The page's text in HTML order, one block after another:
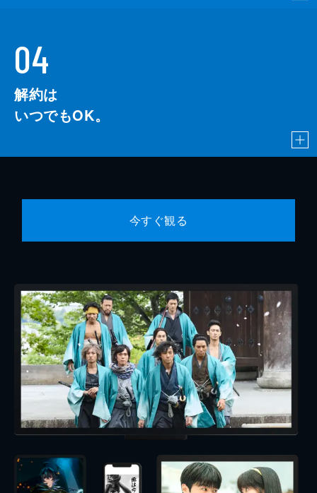
04
解約は
いつでもOK。
今すぐ観る